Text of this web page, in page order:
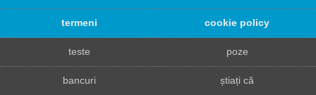
termeni cookie policy
teste poze
bancuri știați că